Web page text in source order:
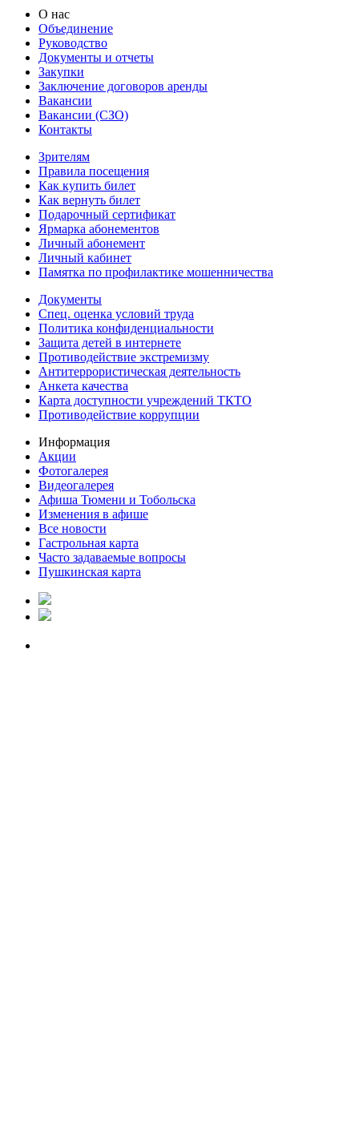
О нас
Объединение
Руководство
Документы и отчеты
Закупки
Заключение договоров аренды
Вакансии
Вакансии (СЗО)
Контакты
Зрителям
Правила посещения
Как купить билет
Как вернуть билет
Подарочный сертификат
Ярмарка абонементов
Личный абонемент
Личный кабинет
Памятка по профилактике мошенничества
Документы
Спец. оценка условий труда
Политика конфиденциальности
Защита детей в интернете
Противодействие экстремизму
Антитеррористическая деятельность
Анкета качества
Карта доступности учреждений ТКТО
Противодействие коррупции
Информация
Акции
Фотогалерея
Видеогалерея
Афиша Тюмени и Тобольска
Изменения в афише
Все новости
Гастрольная карта
Часто задаваемые вопросы
Пушкинская карта